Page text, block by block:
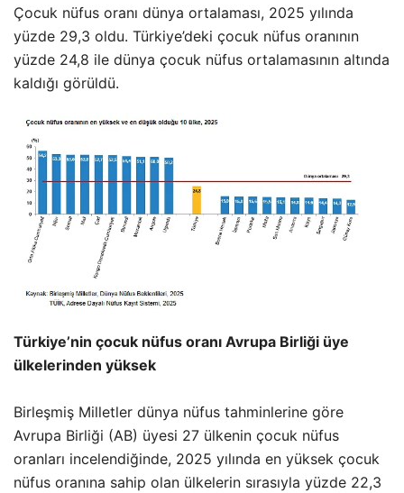
Çocuk nüfus oranı dünya ortalaması, 2025 yılında
yüzde 29,3 oldu. Türkiye’deki çocuk nüfus oranının
yüzde 24,8 ile dünya çocuk nüfus ortalamasının altında
kaldığı görüldü.
Türkiye’nin çocuk nüfus oranı Avrupa Birliği üye
ülkelerinden yüksek
Birleşmiş Milletler dünya nüfus tahminlerine göre
Avrupa Birliği (AB) üyesi 27 ülkenin çocuk nüfus
oranları incelendiğinde, 2025 yılında en yüksek çocuk
nüfus oranına sahip olan ülkelerin sırasıyla yüzde 22,3